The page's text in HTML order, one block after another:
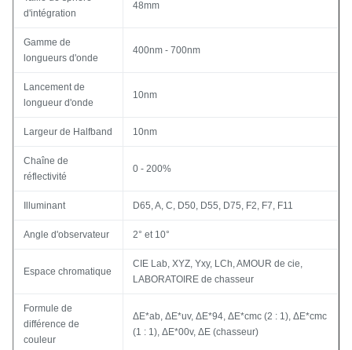
d'intégration
48mm
Gamme de
longueurs d'onde
400nm - 700nm
Lancement de
longueur d'onde
10nm
Largeur de Halfband 10nm
Chaîne de
réflectivité
0 - 200%
Illuminant D65, A, C, D50, D55, D75, F2, F7, F11
Angle d'observateur 2° et 10°
Espace chromatique
CIE Lab, XYZ, Yxy, LCh, AMOUR de cie,
LABORATOIRE de chasseur
Formule de
différence de
couleur
ΔE*ab, ΔE*uv, ΔE*94, ΔE*cmc (2 : 1), ΔE*cmc
(1 : 1), ΔE*00v, ΔE (chasseur)